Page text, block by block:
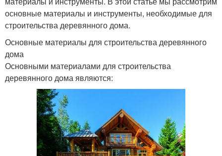
основные материалы и инструменты, необходимые для
строительства деревянного дома.
Основные материалы для строительства деревянного
дома
Основными материалами для строительства
деревянного дома являются: